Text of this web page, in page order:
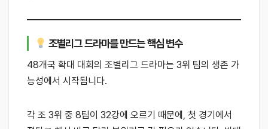
조별리그 드라마를 만드는 핵심 변수
48개국 확대 대회의 조별리그 드라마는 3위 팀의 생존 가
능성에서 시작됩니다.
각 조 3위 중 8팀이 32강에 오르기 때문에, 첫 경기에서